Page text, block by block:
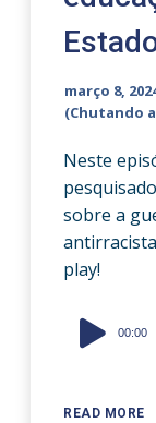
março 8,
(Chutando
Neste
sobre a
play!
READ MORE
Audio
Player
00:00